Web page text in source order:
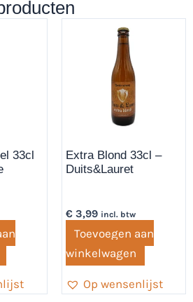
33cl
Extra Blond 33cl –
Duits&Lauret
€3,99 incl. btw
Toevoegen aan
winkelwagen
Op wensenlijst